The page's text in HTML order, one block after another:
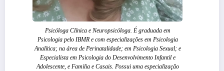
Psicóloga Clínica e Neuropsicóloga. É graduada em
Psicologia pelo IBMR e com especializações em Psicologia
Analítica; na área de Perinatalidade; em Psicologia Sexual; e
Especialista em Psicologia do Desenvolvimento Infantil e
Adolescente, e Familia e Casais. Possui uma especialização